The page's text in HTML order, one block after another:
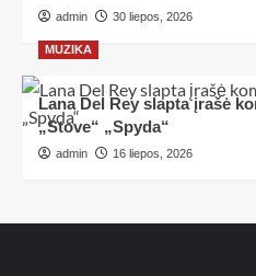
admin 30 liepos, 2026
MUZIKA
Lana Del Rey slapta įrašė
„Stove“ „Spyda“
admin 16 liepos, 2026